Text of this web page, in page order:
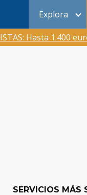
Explora
Hasta 1.400
SERVICIOS MÁS